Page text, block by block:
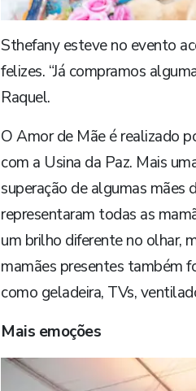
Sthefany esteve no evento
felizes. “Já compramos
Raquel.
O Amor de Mãe é realizado
com a Usina da Paz. Mais
superação de algumas mães
representaram todas as
um brilho diferente no olhar,
mamães presentes também
como geladeira, TVs,
Mais emoções